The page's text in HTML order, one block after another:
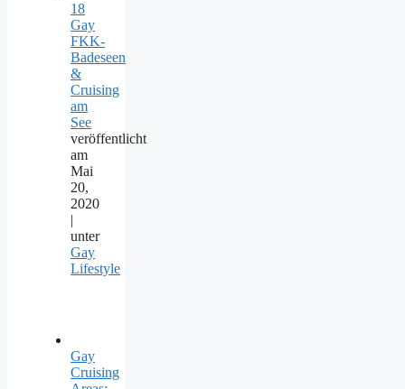
18
Gay
FKK-
Badeseen
&
Cruising
am
See
veröffentlicht
am
Mai
20,
2020
|
unter
Gay
Lifestyle
Gay
Cruising